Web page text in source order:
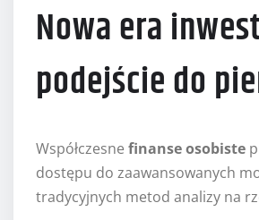
Nowa era
podejście do
Współczesne finanse osobiste
dostępu do zaawansowanych
tradycyjnych metod analizy na